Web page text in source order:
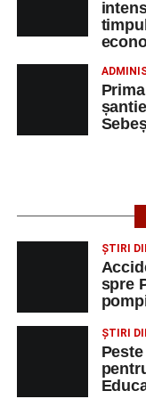
Printre momentele
simfonic susținut
Raica”, sub
muzicieni români
Și în acest an, pe
cariere de succes
Festivalul include
importantă.
realizate cu
originară din
unele dintre cele
Un alt moment
ȘTIRI
spre
ȘTIRI